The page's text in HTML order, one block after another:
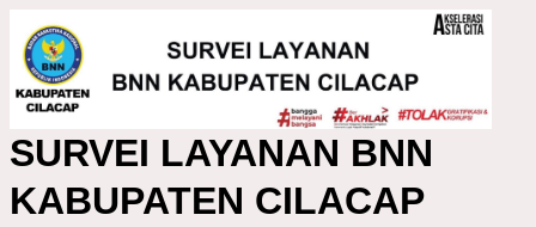
SURVEI LAYANAN BNN
KABUPATEN CILACAP